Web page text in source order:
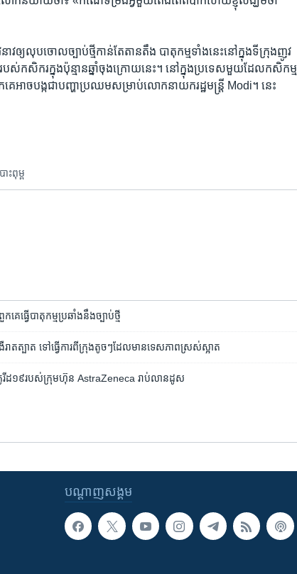
ឲ្យ​លុប​ចោល​ច្បាប់​ថ្មីកាន់តែ​តានតឹង បាតុកម្ម​ទាំង​នេះ​នៅ​ក្នុង​ទីក្រុង​ញូវ
ស់​កសិករ​ក្នុង​ប៉ុន្មាន​ឆ្នាំ​ចុងក្រោយ​នេះ។ នៅ​ក្នុង​ប្រទេស​មួយ​ដែល​កសិកម្ម​
អាច​បង្ក​ជា​បញ្ហា​ប្រឈម​សម្រាប់លោក​នាយករដ្ឋ​មន្ត្រី Modi។ នេះ​
ះពុម្ព
វើ​បាតុកម្ម​ប្រឆាំង​នឹង​ច្បាប់​ថ្មី
ត្បាត​ ទៅ​ធ្វើការ​ពី​ក្រុង​តូចៗ​ដែល​មាន​ទេសភាព​ស្រស់​ស្អាត
ដ១៩​របស់​ក្រុមហ៊ុន​ AstraZeneca រាប់​លាន​ដូស
បណ្តាញ​សង្គម